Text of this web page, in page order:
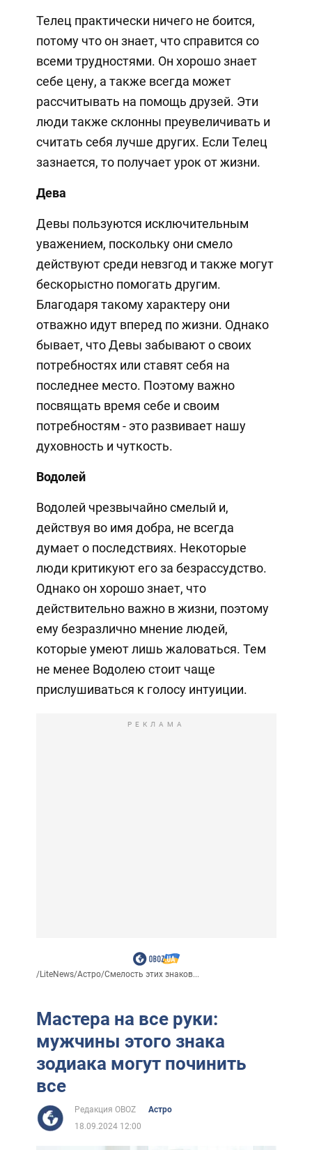
Телец практически ничего не боится,
потому что он знает, что справится со
всеми трудностями. Он хорошо знает
себе цену, а также всегда может
рассчитывать на помощь друзей. Эти
люди также склонны преувеличивать и
считать себя лучше других. Если Телец
зазнается, то получает урок от жизни.
Дева
Девы пользуются исключительным
уважением, поскольку они смело
действуют среди невзгод и также могут
бескорыстно помогать другим.
Благодаря такому характеру они
отважно идут вперед по жизни. Однако
бывает, что Девы забывают о своих
потребностях или ставят себя на
последнее место. Поэтому важно
посвящать время себе и своим
потребностям - это развивает нашу
духовность и чуткость.
Водолей
Водолей чрезвычайно смелый и,
действуя во имя добра, не всегда
думает о последствиях. Некоторые
люди критикуют его за безрассудство.
Однако он хорошо знает, что
действительно важно в жизни, поэтому
ему безразлично мнение людей,
которые умеют лишь жаловаться. Тем
не менее Водолею стоит чаще
прислушиваться к голосу интуиции.
РЕКЛАМА
/LiteNews/Астро/Смелость этих знаков...
Мастера на все руки:
мужчины этого знака
зодиака могут починить
все
Редакция OBOZ
Астро
18.09.2024 12:00